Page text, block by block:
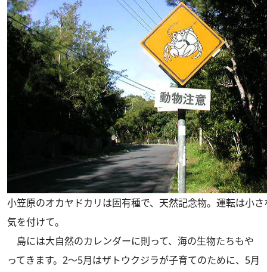
小笠原のオカヤドカリは固有種で、天然記念物。運転は小
気を付けて。
島には大自然のカレンダーに則って、海の生物たちもや
ってきます。2～5月はザトウクジラが子育てのために、5月